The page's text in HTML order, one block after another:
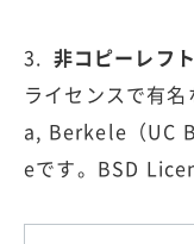
3. 非コピーレフ
ライセンスで有
a, Berkele（UC
eです。BSD